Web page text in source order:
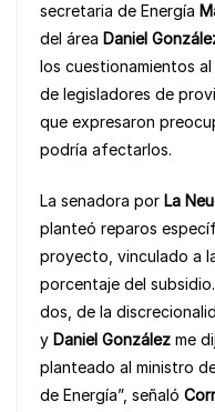
secretaria de Energía
del área Daniel
los cuestionamientos
de legisladores de
que expresaron
podría afectarlos.
La senadora por La
planteó reparos
proyecto, vinculado a
porcentaje del
dos, de la
y Daniel González me
planteado al ministro
de Energía”, señaló